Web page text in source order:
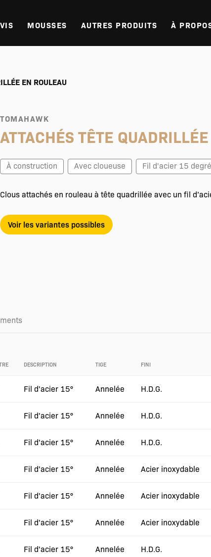
VIS MOUSSES AUTRES PRODUITS À
EN ROULEAU
TOMAHAWK
ATTACHÉS TÊTE
À construction Avec cloueuse Fil d'acier 15 degré
Clous attachés en rouleau à tête quadrillée avec un fil
Voir les variantes possibles
DESCRIPTION TIGE FINI
Fil d'acier 15° Annelée H.D.G.
Fil d'acier 15° Annelée H.D.G.
Fil d'acier 15° Annelée H.D.G.
Fil d'acier 15° Annelée Acier inoxydable
Fil d'acier 15° Annelée Acier inoxydable
Fil d'acier 15° Annelée Acier inoxydable
Fil d'acier 15° Annelée H.D.G.